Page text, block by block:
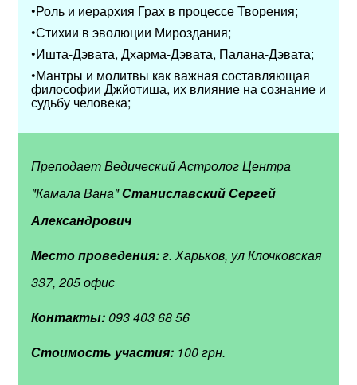
•Роль и иерархия Грах в процессе Творения;
•Стихии в эволюции Мироздания;
•Ишта-Дэвата, Дхарма-Дэвата, Палана-Дэвата;
•Мантры и молитвы как важная составляющая
философии Джйотиша, их влияние на сознание и
судьбу человека;
Преподает Ведический Астролог Центра
"Камала Вана"Станиславский Сергей
Александрович
Место проведения:г. Харьков, ул Клочковская
337, 205 офис
Контакты:093 403 68 56
Стоимость участия: 100 грн.